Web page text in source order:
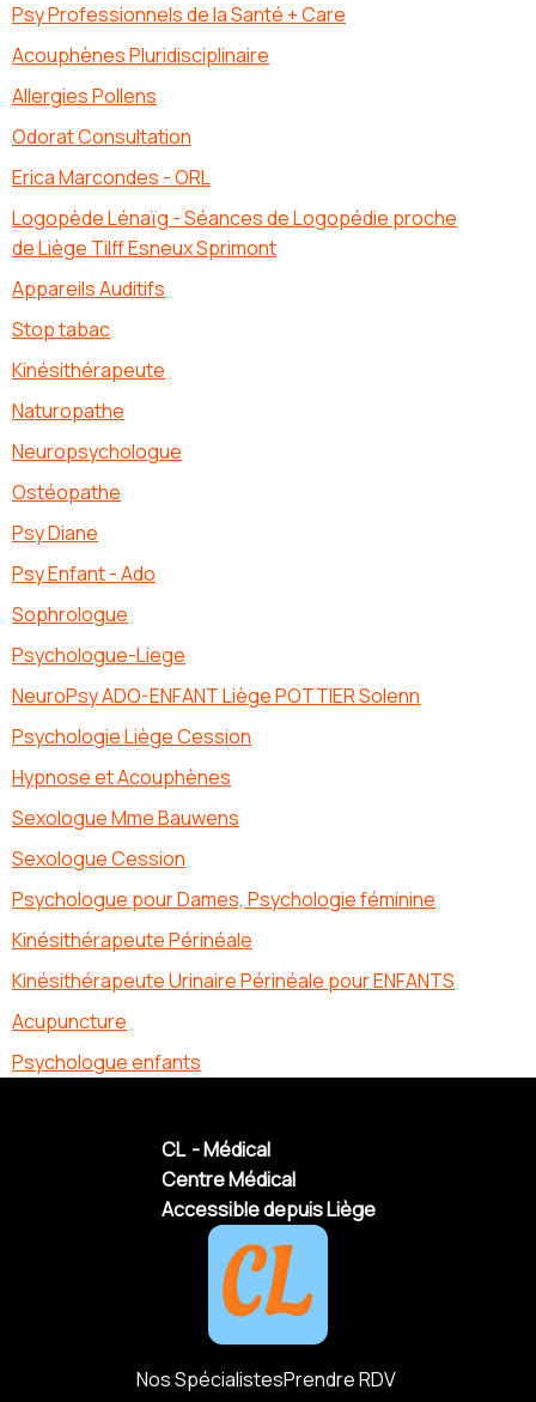
Psy Professionnels de la Santé + Care
Acouphènes Pluridisciplinaire
Allergies Pollens
Odorat Consultation
Erica Marcondes - ORL
Logopède Lénaïg - Séances de Logopédie proche
de Liège Tilff Esneux Sprimont
Appareils Auditifs
Stop tabac
Kinésithérapeute
Naturopathe
Neuropsychologue
Ostéopathe
Psy Diane
Psy Enfant - Ado
Sophrologue
Psychologue-Liege
NeuroPsy ADO-ENFANT Liège POTTIER Solenn
Psychologie Liège Cession
Hypnose et Acouphènes
Sexologue Mme Bauwens
Sexologue Cession
Psychologue pour Dames, Psychologie féminine
Kinésithérapeute Périnéale
Kinésithérapeute Urinaire Périnéale pour ENFANTS
Acupuncture
Psychologue enfants
CL - Médical
Centre Médical
Accessible depuis Liège
Nos SpécialistesPrendre RDV